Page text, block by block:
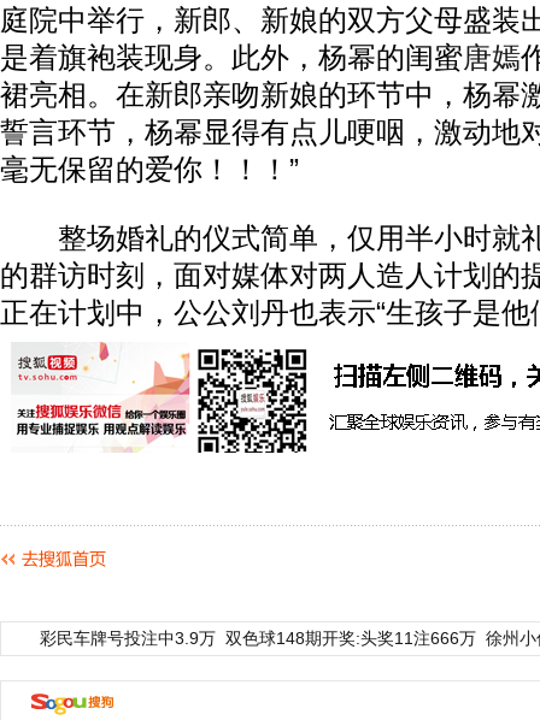
庭院中举行，新郎、新娘的双方父母盛装
是着旗袍装现身。此外，杨幂的闺蜜唐嫣
裙亮相。在新郎亲吻新娘的环节中，杨幂
誓言环节，杨幂显得有点儿哽咽，激动地
毫无保留的爱你！！！”
整场婚礼的仪式简单，仅用半小时就
的群访时刻，面对媒体对两人造人计划的
正在计划中，公公刘丹也表示“生孩子是他
彩民车牌号投注中3.9万 双色球148期开奖:头奖11注666万 徐州